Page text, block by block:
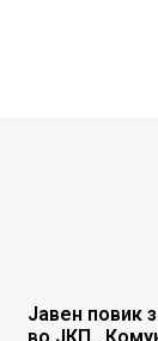
Јавен повик